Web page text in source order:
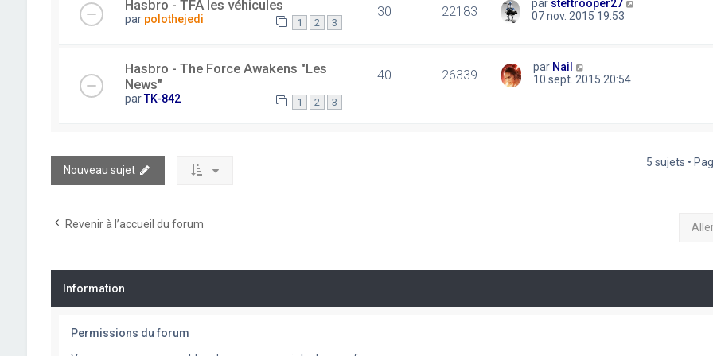
Hasbro - TFA les véhicules
par polothejedi 1 2 3
30 22183 par steftrooper27
07 nov. 2015 19:53
Hasbro - The Force Awakens "Les
News"
parTK-842 1 2 3
40 26339 par Nail
10 sept. 2015 20:54
Nouveau sujet
5 sujets •
Revenir à l’accueil du forum
Information
Permissions du forum